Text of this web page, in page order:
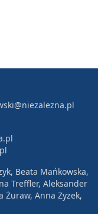
Beata Mańkowska,
Treffler, Aleksander
Żuraw, Anna Zyzek,